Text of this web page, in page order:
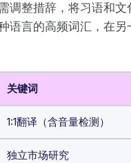
调整措辞，将习语和
语言的高频词汇，在
关键词
1:1翻译（含音量检测）
独立市场研究